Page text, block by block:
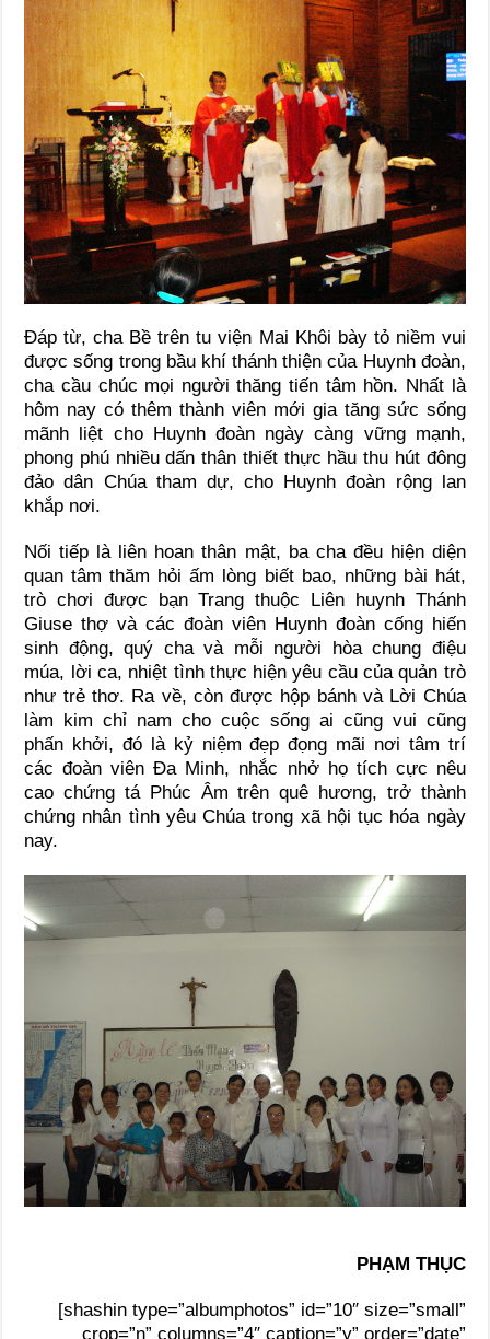
Đáp từ, cha Bề trên tu viện Mai Khôi bày tỏ niềm vui
được sống trong bầu khí thánh thiện của Huynh đoàn,
cha cầu chúc mọi người thăng tiến tâm hồn. Nhất là
hôm nay có thêm thành viên mới gia tăng sức sống
mãnh liệt cho Huynh đoàn ngày càng vững mạnh,
phong phú nhiều dấn thân thiết thực hầu thu hút đông
đảo dân Chúa tham dự, cho Huynh đoàn rộng lan
khắp nơi.
Nối tiếp là liên hoan thân mật, ba cha đều hiện diện
quan tâm thăm hỏi ấm lòng biết bao, những bài hát,
trò chơi được bạn Trang thuộc Liên huynh Thánh
Giuse thợ và các đoàn viên Huynh đoàn cống hiến
sinh động, quý cha và mỗi người hòa chung điệu
múa, lời ca, nhiệt tình thực hiện yêu cầu của quản trò
như trẻ thơ. Ra về, còn được hộp bánh và Lời Chúa
làm kim chỉ nam cho cuộc sống ai cũng vui cũng
phấn khởi, đó là kỷ niệm đẹp đọng mãi nơi tâm trí
các đoàn viên Đa Minh, nhắc nhở họ tích cực nêu
cao chứng tá Phúc Âm trên quê hương, trở thành
chứng nhân tình yêu Chúa trong xã hội tục hóa ngày
nay.
PHẠM THỤC
[shashin type=”albumphotos” id=”10″ size=”small”
crop=”n” columns=”4″ caption=”y” order=”date”